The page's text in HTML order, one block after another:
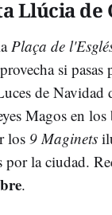
Llúcia de
Plaça de
si pasas
de Navidad
Magos en los
los 9 Maginets
por la ciudad.
.